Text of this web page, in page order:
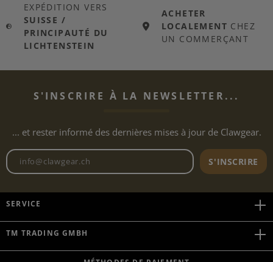
EXPÉDITION VERS
SUISSE /
PRINCIPAUTÉ DU
LICHTENSTEIN
ACHETER
LOCALEMENT CHEZ
UN COMMERÇANT
S'INSCRIRE À LA NEWSLETTER...
... et rester informé des dernières mises à jour de Clawgear.
Adresse e-mail de laS'INSCRIRE
SERVICE
TM TRADING GMBH